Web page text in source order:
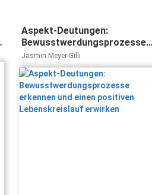
Aspekt-Deutungen:
Bewusstwerdungsprozesse
erkennen und einen positiven
Lebenskreislauf erwirken
Jasmin Meyer-Gilli